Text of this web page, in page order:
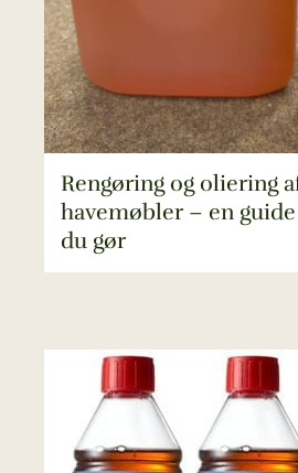
Rengøring og oliering
havemøbler – en
du gør